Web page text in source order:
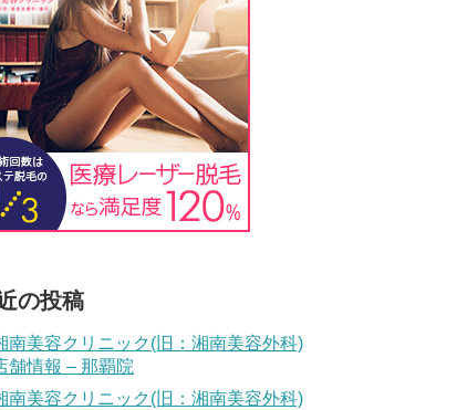
の投稿
南美容クリニック(旧：湘南美容外科)
舗情報 – 那覇院
南美容クリニック(旧：湘南美容外科)